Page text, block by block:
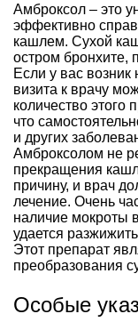
Амброксол – это
эффективно
кашлем. Сухой
остром бронхите,
Если у вас возник
визита к врачу
количество этого
что
и других
Амброксолом не
прекращения
причину, и врач
лечение. Очень
наличие мокроты
удается
Этот препарат
преобразования
Особые